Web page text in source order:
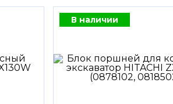
В наличии